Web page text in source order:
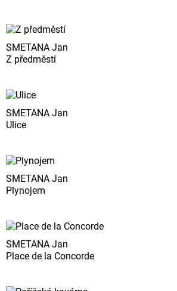
SMETANA Jan
Z předměstí
SMETANA Jan
Ulice
SMETANA Jan
Plynojem
SMETANA Jan
Place de la Concorde